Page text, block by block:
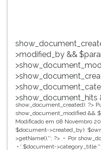
>modified_by &&
>show_document_hits
show_document_created): ?>
show_document_modified &&
Modificado em 08 Novembro
$document->created_by):
>getName().''; ?> Por
'.$document->category_title.'